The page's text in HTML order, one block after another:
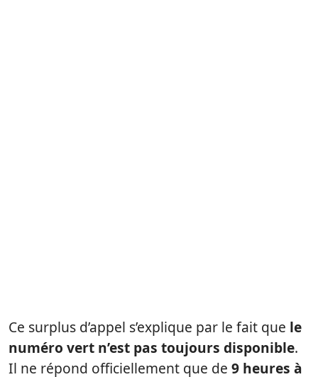
Ce surplus d’appel s’explique par le fait que le
numéro vert n’est pas toujours disponible.
Il ne répond officiellement que de 9 heures à